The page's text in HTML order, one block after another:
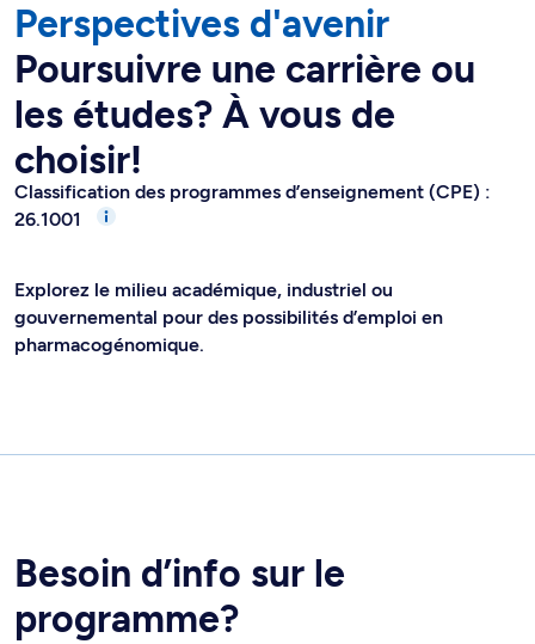
Perspectives d'avenir
Poursuivre une carrière ou
les études? À vous de
choisir!
Classification des programmes d’enseignement (CPE) :
26.1001
Explorez le milieu académique, industriel ou
gouvernemental pour des possibilités d’emploi en
pharmacogénomique.
Besoin d’info sur le
programme?